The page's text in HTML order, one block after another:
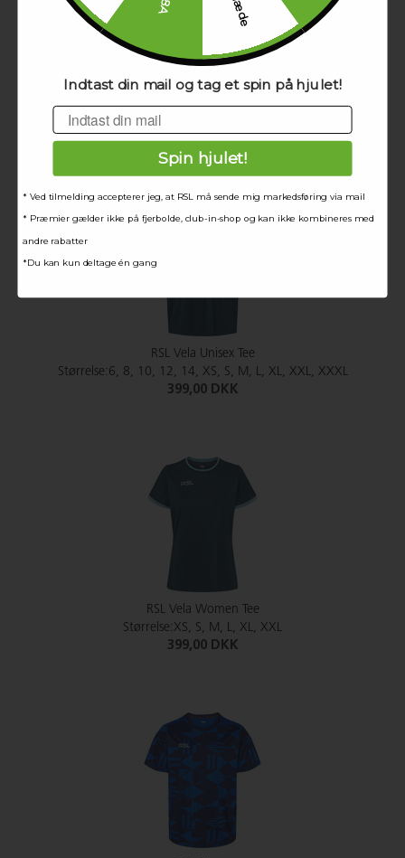
Størrelse:XS, S, M, L, XL, XXL
399,00 DKK
RSL Vela Unisex Tee
Størrelse:6, 8, 10, 12, 14, XS, S, M, L, XL, XXL, XXXL
399,00 DKK
RSL Vela Women Tee
Størrelse:XS, S, M, L, XL, XXL
399,00 DKK
Indtast din mail og tag et spin på hjulet!
Email
Spin hjulet!
* Ved tilmelding accepterer jeg, at RSL må sende mig markedsføring via mail
* Præmier gælder ikke på fjerbolde, club-in-shop og kan ikke kombineres med
andre rabatter
*Du kan kun deltage én gang